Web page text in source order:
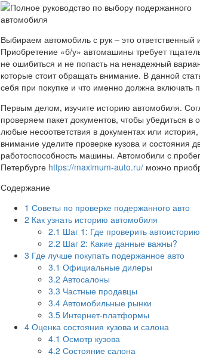
Выбираем автомобиль с рук – это
Приобретение «б/у» автомашины требует
не ошибиться и не попасть на ненадежный
которые стоит обращать внимание. В данной
себя при покупке и что именно должна включать
Первым делом, изучите историю автомобиля.
проверяем пакет документов, чтобы убедиться в
любые несоответствия в документах или
внимание уделите проверке кузова и состояния
работоспособность машины. Автомобили с
Петербурге https://maximum-auto.ru/ можно
Содержание
1 Советы по проверке подержанного авто
2 Как узнать историю автомобиля
2.1 Шаг 1: Где проверить
2.2 Шаг 2: Какие данные важны?
3 Где лучше покупать подержанное авто
3.1 Официальные дилеры
3.2 Автосалоны
3.3 Частные продавцы
3.4 Автомобильные рынки
3.5 Интернет-платформы
4 Оценка состояния кузова и салона
4.1 Осмотр кузова
4.2 Состояние салона